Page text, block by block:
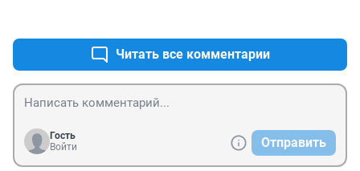
Читать все комментарии
Гость
Войти
Отправить